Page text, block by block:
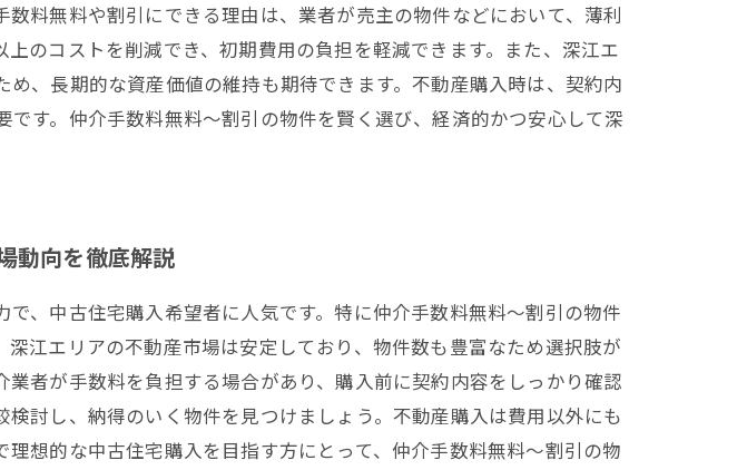
料無料や割引にできる理由は、業者が売主の物件などにおいて、薄利
のコストを削減でき、初期費用の負担を軽減できます。また、深江エ
、長期的な資産価値の維持も期待できます。不動産購入時は、契約内
す。仲介手数料無料～割引の物件を賢く選び、経済的かつ安心して深
動向を徹底解説
、中古住宅購入希望者に人気です。特に仲介手数料無料～割引の物件
江エリアの不動産市場は安定しており、物件数も豊富なため選択肢が
者が手数料を負担する場合があり、購入前に契約内容をしっかり確認
討し、納得のいく物件を見つけましょう。不動産購入は費用以外にも
想的な中古住宅購入を目指す方にとって、仲介手数料無料～割引の物